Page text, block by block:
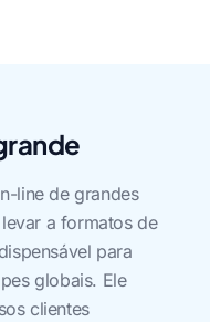
line de grandes
a formatos de
para
globais. Ele
clientes